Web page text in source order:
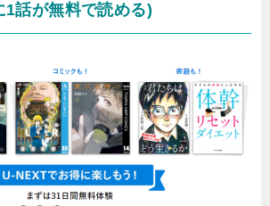
1話が無料で読める)